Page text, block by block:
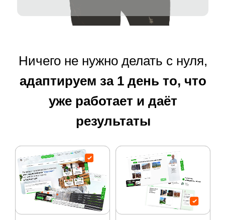
Ничего не нужно делать с нуля,
адаптируем за 1 день то, что
уже работает и даёт
результаты